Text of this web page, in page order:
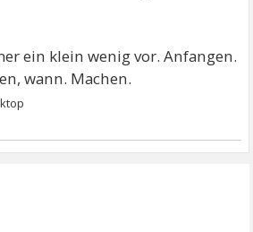
ein klein wenig vor. Anfangen.
wann. Machen.